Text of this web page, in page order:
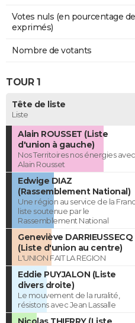
Votes nuls (en pourcentage
exprimés)
Nombre de votants
TOUR 1
Tête de liste
Liste
Alain ROUSSET (Liste
d'union à gauche)
Nos Territoires nos énergies avec
Alain Rousset
Edwige DIAZ
(Rassemblement National)
Une région au service de la
liste soutenue par le
Rassemblement National
Geneviève DARRIEUSSECQ
(Liste d'union au centre)
L'UNION FAIT LA REGION
Eddie PUYJALON (Liste
divers droite)
Le mouvement de la ruralité,
résistons avec Jean Lassalle